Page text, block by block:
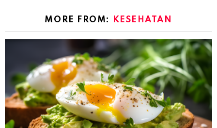
MORE FROM: KESEHATAN